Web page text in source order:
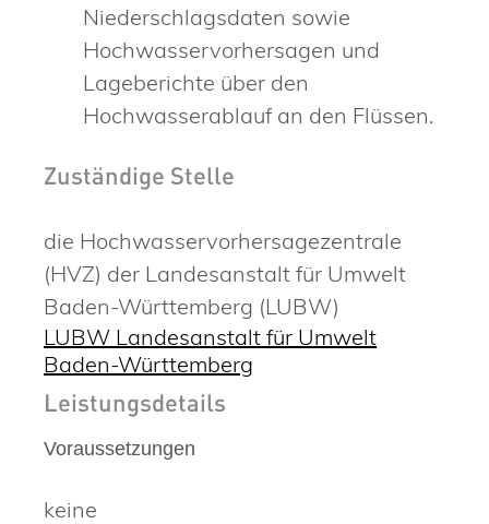
Niederschlagsdaten sowie
Hochwasservorhersagen und
Lageberichte über den
Hochwasserablauf an den Flüssen.
Zuständige Stelle
die Hochwasservorhersagezentrale
(HVZ) der Landesanstalt für Umwelt
Baden-Württemberg (LUBW)
LUBW Landesanstalt für Umwelt
Baden-Württemberg
Leistungsdetails
Voraussetzungen
keine